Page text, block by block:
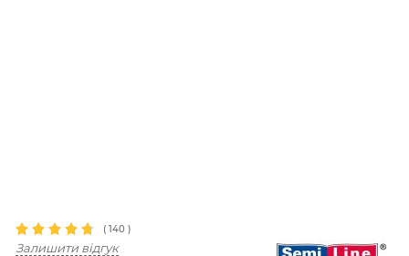
( 140 )
Залишити відгук